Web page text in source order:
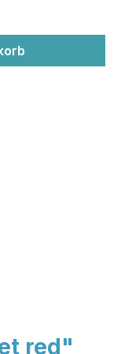
Wert
red"